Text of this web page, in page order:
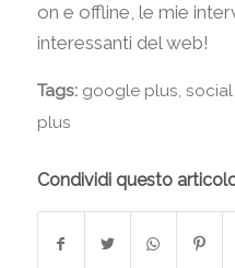
on e offline, le mie
interessanti del web!
Tags: google plus,
plus
Condividi questo